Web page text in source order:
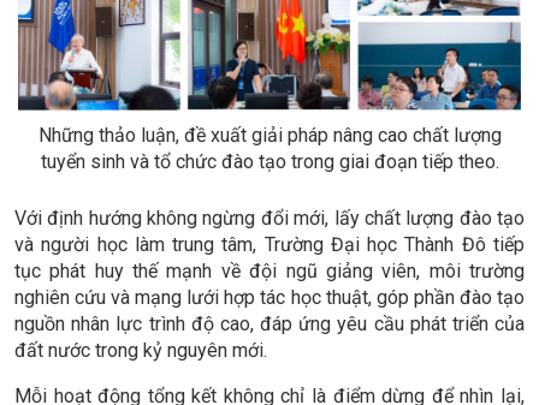
Những thảo luận, đề xuất giải pháp nâng cao chất lượng
tuyển sinh và tổ chức đào tạo trong giai đoạn tiếp theo.
Với định hướng không ngừng đổi mới, lấy chất lượng đào tạo
và người học làm trung tâm, Trường Đại học Thành Đô tiếp
tục phát huy thế mạnh về đội ngũ giảng viên, môi trường
nghiên cứu và mạng lưới hợp tác học thuật, góp phần đào tạo
nguồn nhân lực trình độ cao, đáp ứng yêu cầu phát triển của
đất nước trong kỷ nguyên mới.
Mỗi hoạt động tổng kết không chỉ là điểm dừng để nhìn lại,